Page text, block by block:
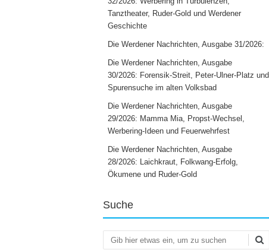
Tanztheater, Ruder-Gold und Werdener
Geschichte
Die Werdener Nachrichten, Ausgabe 31/2026:
Die Werdener Nachrichten, Ausgabe
30/2026: Forensik-Streit, Peter-Ulner-Platz und
Spurensuche im alten Volksbad
Die Werdener Nachrichten, Ausgabe
29/2026: Mamma Mia, Propst-Wechsel,
Werbering-Ideen und Feuerwehrfest
Die Werdener Nachrichten, Ausgabe
28/2026: Laichkraut, Folkwang-Erfolg,
Ökumene und Ruder-Gold
Suche
Suchen